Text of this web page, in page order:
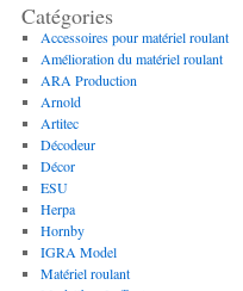
Catégories
Accessoires pour matériel roulant
Amélioration du matériel roulant
ARA Production
Arnold
Artitec
Décodeur
Décor
ESU
Herpa
Hornby
IGRA Model
Matériel roulant